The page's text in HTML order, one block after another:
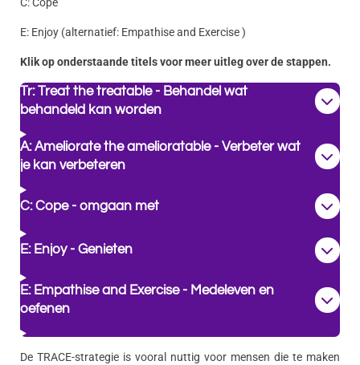
E: Enjoy (alternatief: Empathise and Exercise )
Klik op onderstaande titels voor meer uitleg over de stappen.
Tr: Treat the treatable - Behandel wat
behandeld kan worden
A: Ameliorate the amelioratable - Verbeter wat
je kan verbeteren
C: Cope - omgaan met
E: Enjoy - Genieten
E: Empathise and Exercise - Medeleven en
oefenen
De TRACE-strategie is vooral nuttig voor mensen die te maken